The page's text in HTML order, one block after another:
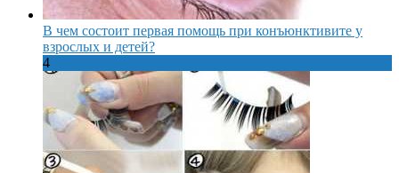
В чем состоит первая помощь при конъюнктивите у
взрослых и детей?
4